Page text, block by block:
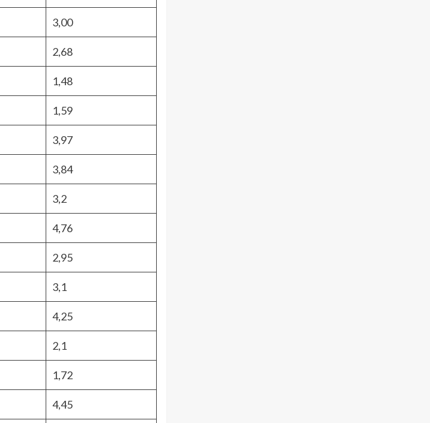
3,00
2,68
1,48
1,59
3,97
3,84
3,2
4,76
2,95
3,1
4,25
2,1
1,72
4,45